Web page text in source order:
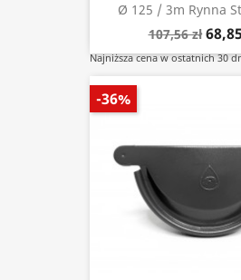
Ø 125 / 3m Rynna
107,56 zł
Najniższa cena w ostatnich 30
-36%